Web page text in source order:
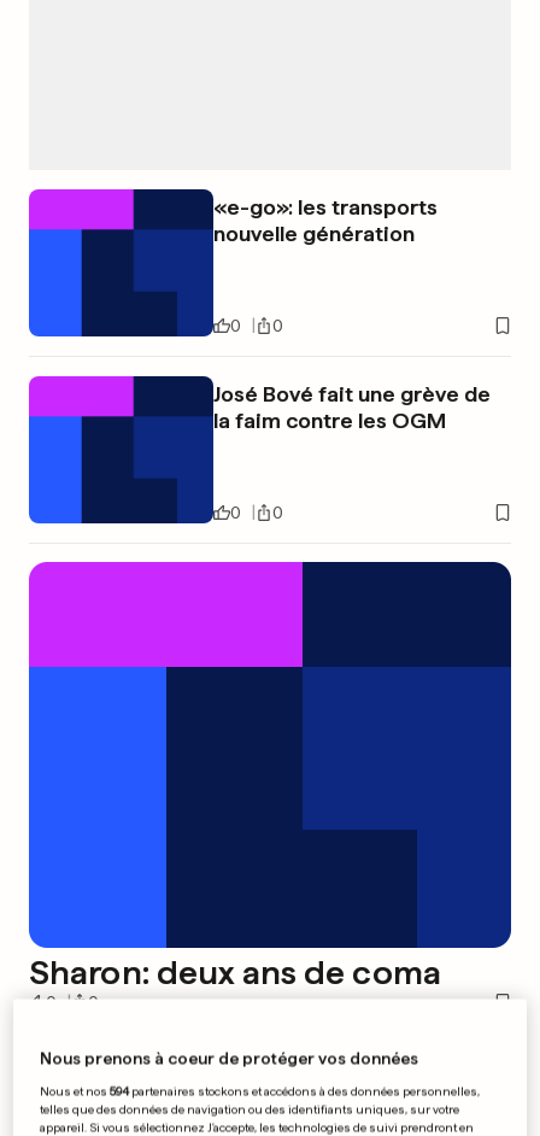
«e-go»: les transports
nouvelle génération
0 0
José Bové fait une grève de
la faim contre les OGM
0 0
Sharon: deux ans de coma
0 0
Bulgares et Roumains sous la
neige
Nous prenons à coeur de protéger vos données
Nous et nos594partenaires stockons et accédons à des données personnelles,
telles que des données de navigation ou des identifiants uniques, sur votre
appareil. Si vous sélectionnez J'accepte, les technologies de suivi prendront en